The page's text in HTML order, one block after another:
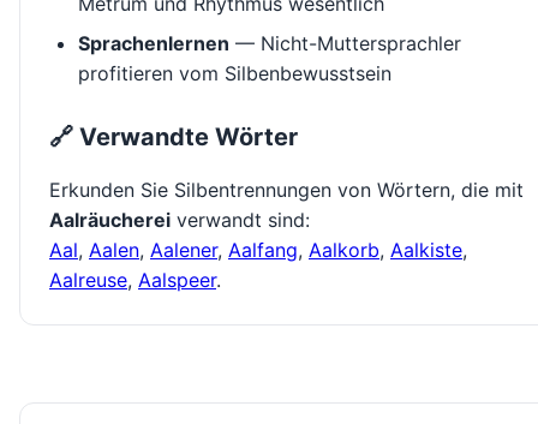
Sprachenlernen — Nicht-Muttersprachler
profitieren vom Silbenbewusstsein
🔗 Verwandte Wörter
Erkunden Sie Silbentrennungen von Wörtern, die mit
Aalräucherei verwandt sind:
Aal, Aalen, Aalener, Aalfang, Aalkorb, Aalkiste,
Aalreuse, Aalspeer.